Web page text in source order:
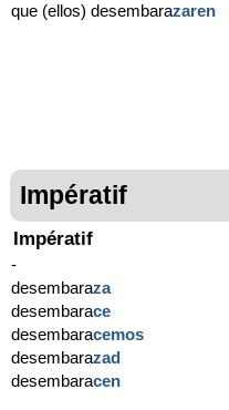
que (ellos) desembarazaren
Impératif
Impératif
-
desembaraza
desembarace
desembaracemos
desembarazad
desembaracen